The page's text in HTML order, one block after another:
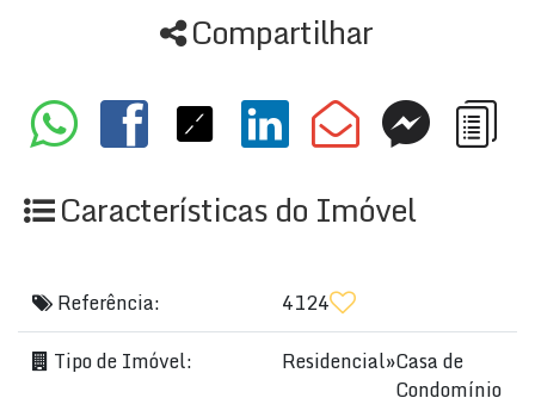
Compartilhar
Características do Imóvel
Referência:
4124
Tipo de Imóvel:
Residencial»Casa de
Condomínio